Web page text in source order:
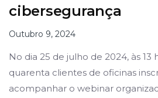
cibersegurança
Outubro 9, 2024
No dia 25 de julho de 2024, às 13
quarenta clientes de oficinas
acompanhar o webinar